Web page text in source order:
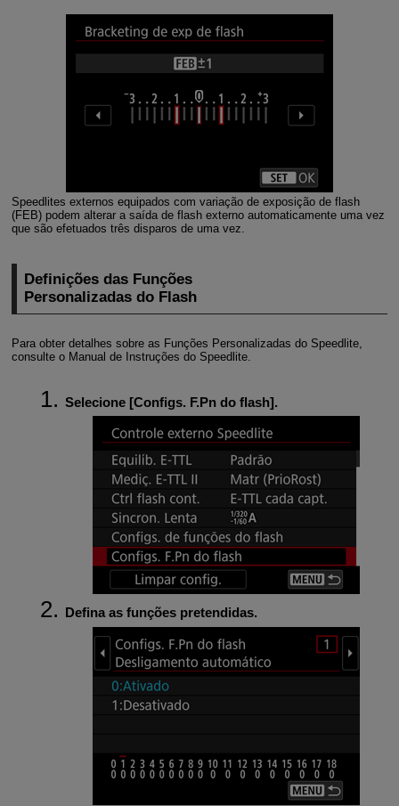
Speedlites externos equipados com variação de exposição de flash
(FEB) podem alterar a saída de flash externo automaticamente uma vez
que são efetuados três disparos de uma vez.
Definições das Funções
Personalizadas do Flash
Para obter detalhes sobre as Funções Personalizadas do Speedlite,
consulte o Manual de Instruções do Speedlite.
Selecione [Configs. F.Pn do flash].
Defina as funções pretendidas.